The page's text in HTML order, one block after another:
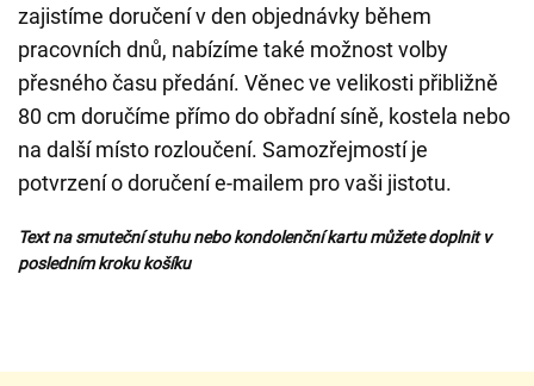
zajistíme doručení v den objednávky během
pracovních dnů, nabízíme také možnost volby
přesného času předání. Věnec ve velikosti přibližně
80 cm doručíme přímo do obřadní síně, kostela nebo
na další místo rozloučení. Samozřejmostí je
potvrzení o doručení e-mailem pro vaši jistotu.
Text na smuteční stuhu nebo kondolenční kartu můžete doplnit v
posledním kroku košíku